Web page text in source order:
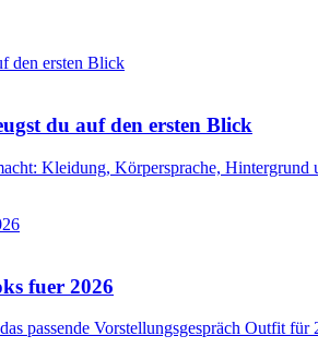
du auf den ersten Blick
Kleidung, Körpersprache, Hintergrund
fuer 2026
passende Vorstellungsgespräch Outfit